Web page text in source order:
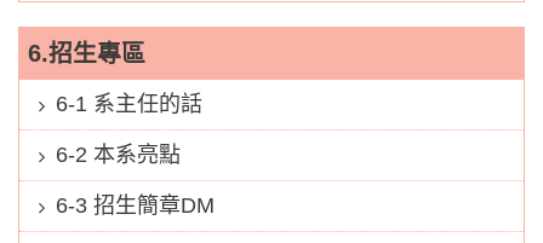
6.招生專區
6-1 系主任的話
6-2 本系亮點
6-3 招生簡章DM